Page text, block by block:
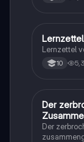
Mathe
Lernzettel
10
Deutsch
Der
Der